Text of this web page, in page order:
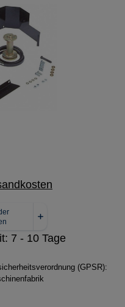
7 - 10 Tage
(GPSR):